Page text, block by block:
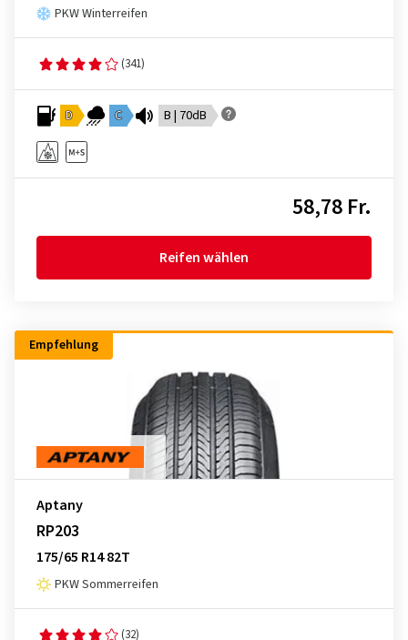
PKW Winterreifen
(341)
D C B | 70dB
58,78 Fr.
Reifen wählen
Empfehlung
Aptany
RP203
175/65 R14 82T
PKW Sommerreifen
(32)